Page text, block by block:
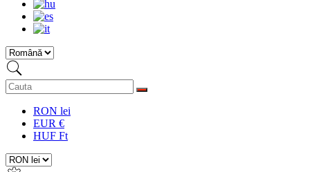
RON lei
EUR €
HUF Ft